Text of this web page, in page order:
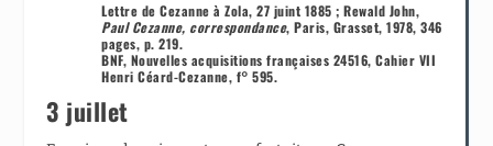
Lettre de Cezanne à Zola, 27 juint 1885 ; Rewald John,
Paul Cezanne, correspondance, Paris, Grasset, 1978, 346
pages, p. 219.
BNF, Nouvelles acquisitions françaises 24516, Cahier VII
Henri Céard-Cezanne, f° 595.
3 juillet